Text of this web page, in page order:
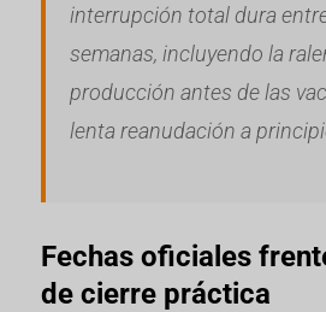
interrupción total dura
semanas, incluyendo la
producción antes de las
lenta reanudación a
Fechas oficiales
de cierre práctica